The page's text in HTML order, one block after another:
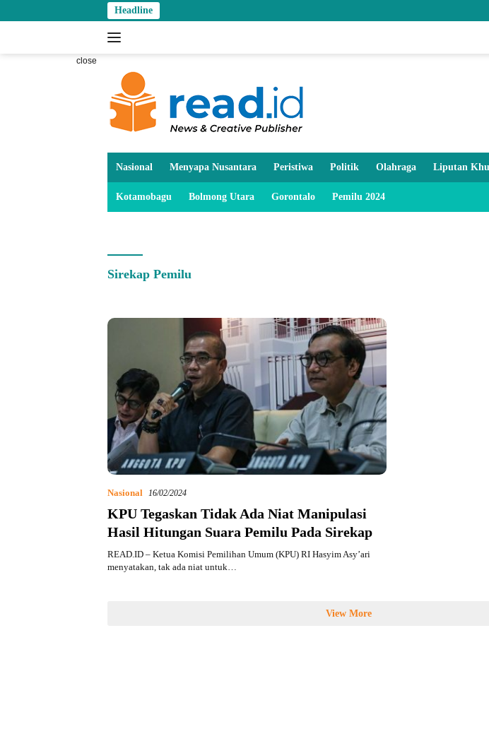
to
Headline
close
Nasional Menyapa Nusantara Peristiwa Politik Olahraga Liputan
Kotamobagu Bolmong Utara Gorontalo Pemilu 2024
Sirekap Pemilu
Nasional 16/02/2024
KPU Tegaskan Tidak Ada Niat Manipulasi
Hasil Hitungan Suara Pemilu Pada Sirekap
READ.ID – Ketua Komisi Pemilihan Umum (KPU) RI Hasyim Asy’ari
menyatakan, tak ada niat untuk…
View More